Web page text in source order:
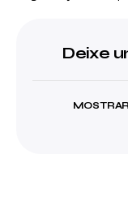
Deixe